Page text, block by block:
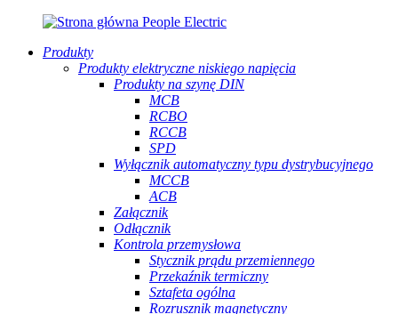
Produkty
Produkty elektryczne niskiego napięcia
Produkty na szynę DIN
MCB
RCBO
RCCB
SPD
Wyłącznik automatyczny typu dystrybucyjnego
MCCB
ACB
Załącznik
Odłącznik
Kontrola przemysłowa
Stycznik prądu przemiennego
Przekaźnik termiczny
Sztafeta ogólna
Rozrusznik magnetyczny